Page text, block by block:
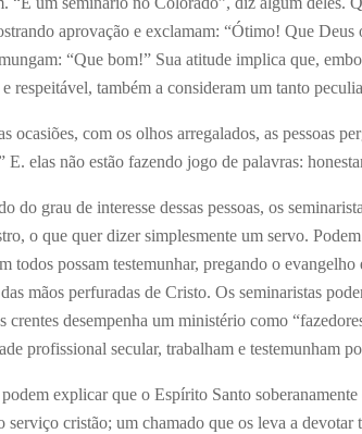
aprovação e exclamam: “Ótimo! Que Deus
“Que bom!” Sua atitude implica que,
respeitável, também a consideram um tanto
ocasiões, com os olhos arregalados, as pessoas
E. elas não estão fazendo jogo de palavras:
do grau de interesse dessas pessoas, os
o que quer dizer simplesmente um servo.
todos possam testemunhar, pregando o
mãos perfuradas de Cristo. Os seminaristas
crentes desempenha um ministério como
profissional secular, trabalham e testemunham
explicar que o Espírito Santo
serviço cristão; um chamado que os leva a devotar